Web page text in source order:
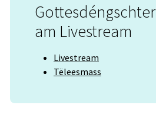
Gottesdéngschter
am Livestream
Livestream
Tëleesmass